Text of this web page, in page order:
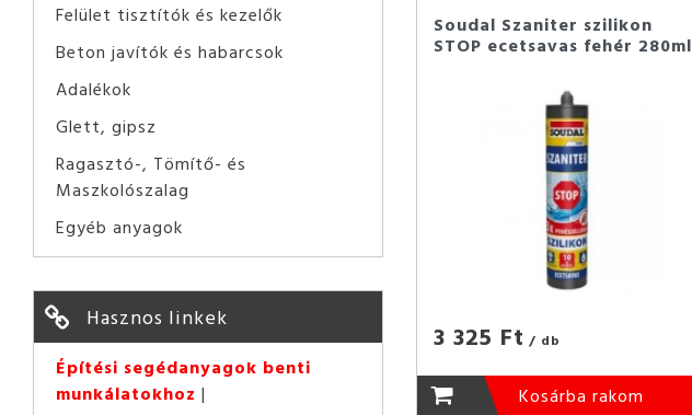
Felület tisztítók és kezelők
Beton javítók és habarcsok
Adalékok
Glett, gipsz
Ragasztó-, Tömítő- és
Maszkolószalag
Egyéb anyagok
Hasznos linkek
Építési segédanyagok benti
munkálatokhoz
Soudal Szaniter szilikon
STOP ecetsavas fehér 280ml
3 325 Ft / db
Kosárba rakom